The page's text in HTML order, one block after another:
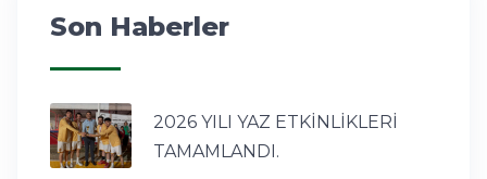
Son Haberler
2026 YILI YAZ ETKİNLİKLERİ
TAMAMLANDI.